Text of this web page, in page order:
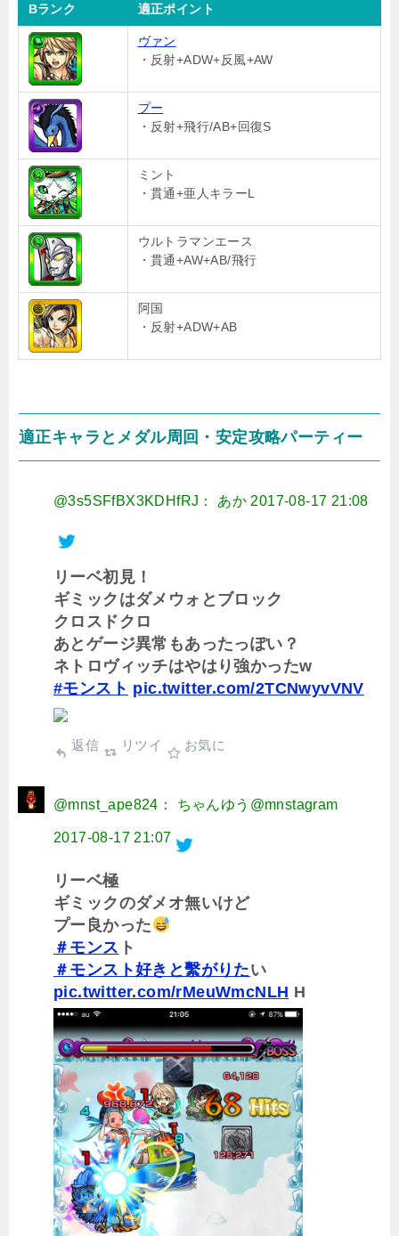
Bランク 適正ポイント
ヴァン
・反射+ADW+反風+AW
プー
・反射+飛行/AB+回復S
ミント
・貫通+亜人キラーL
ウルトラマンエース
・貫通+AW+AB/飛行
阿国
・反射+ADW+AB
適正キャラとメダル周回・安定攻略パーティー
@3s5SFfBX3KDHfRJ： あか 2017-08-17 21:08
リーベ初見！
ギミックはダメウォとブロック
クロスドクロ
あとゲージ異常もあったっぽい？
ネトロヴィッチはやはり強かったw
#モンスト pic.twitter.com/2TCNwyvVNV
返信 リツイ お気に
@mnst_ape824： ちゃんゆう@mnstagram
2017-08-17 21:07
リーベ極
ギミックのダメオ無いけど
プー良かった
＃モンス ト
＃モンスト好きと繫がりたい
pic.twitter.com/rMeuWmcNLH H